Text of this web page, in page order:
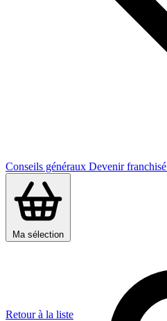
Conseils généraux Devenir franchisé
Ma sélection
Retour à la liste